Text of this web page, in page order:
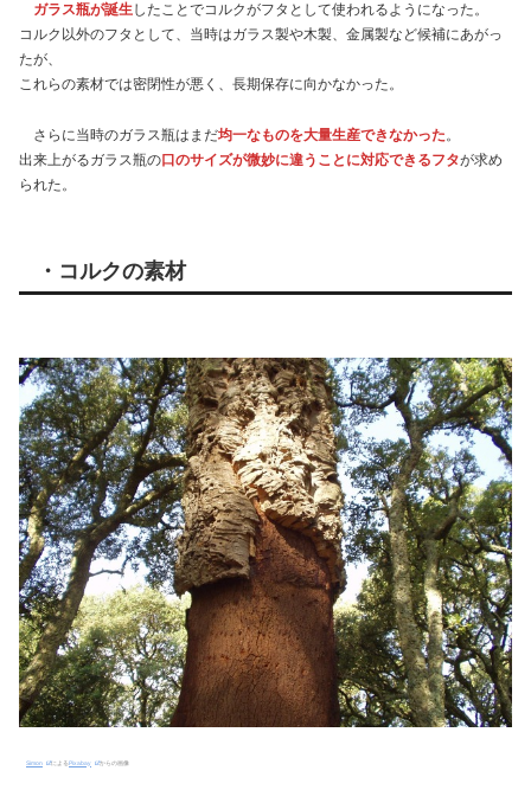
ガラス瓶が誕生したことでコルクがフタとして使われるようになった。
コルク以外のフタとして、当時はガラス製や木製、金属製など候補にあがっ
たが、
これらの素材では密閉性が悪く、長期保存に向かなかった。
さらに当時のガラス瓶はまだ均一なものを大量生産できなかった。
出来上がるガラス瓶の口のサイズが微妙に違うことに対応できるフタが求め
られた。
・コルクの素材
Simon によるPixabay からの画像